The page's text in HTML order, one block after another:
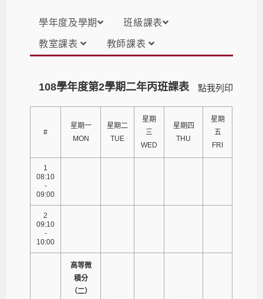
學年度及學期 班級課表
教室課表 教師課表
點我列印
108學年度第2學期二年丙班課表
#
星期一
MON
星期二
TUE
星期
三
WED
星期四
THU
星期
五
FRI
1
08:10
-
09:00
2
09:10
-
10:00
高等微
積分
（二）